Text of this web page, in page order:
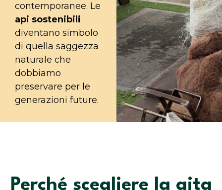
contemporanee. Le
api sostenibili
diventano simbolo
di quella saggezza
naturale che
dobbiamo
preservare per le
generazioni future.
Perché scegliere la gita